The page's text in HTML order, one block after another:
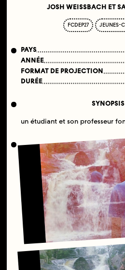
JOSH WEISSBACH ET
FCDEP27 JEUNES-
PAYS
ANNÉE
FORMAT DE PROJECTION
DURÉE
SYNOPSIS
un étudiant et son professeur